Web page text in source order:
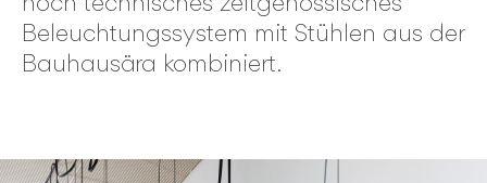
Beleuchtungssystem mit Stühlen aus der
Bauhausära kombiniert.